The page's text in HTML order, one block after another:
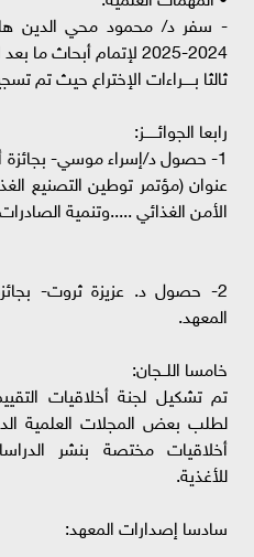
- سفر د/ محمود محي الدين
2024-2025 لإتمام أبحاث ما بعد الدكتوراه
ثالثا بـــــراءات الإختراع حيث تم تسجيل 17 براءة
رابعا الجوائــــــز:
1- حصول د/إسراء موسي-
عنوان (مؤتمر توطين التصنيع
الأمن الغذائي .....وتنمية
2- حصول د. عزيزة ثروت-
المعهد.
خامسا اللــجان:
تم تشكيل لجنة أخلاقيات
لطلب بعض المجلات العلمية
أخلاقيات مختصة بنشر
للأغذية.
سادسا إصدارات المعهد: